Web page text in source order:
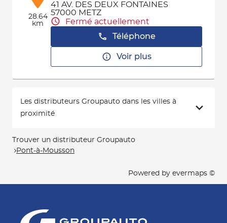
28.64
km
41 AV. DES DEUX FONTAINES
57000 METZ
Fermé actuellement
Téléphone
Voir plus
Les distributeurs Groupauto dans les villes à
proximité
Trouver un distributeur Groupauto
Pont-à-Mousson
Powered by evermaps ©